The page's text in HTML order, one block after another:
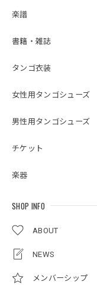
楽譜
書籍・雑誌
タンゴ衣装
女性用タンゴシューズ
男性用タンゴシューズ
チケット
楽器
SHOP INFO
ABOUT
NEWS
メンバーシップ